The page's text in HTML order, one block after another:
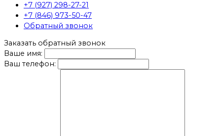
+7 (927) 298-27-21
+7 (846) 973-50-47
Обратный звонок
Заказать обратный звонок
Ваше имя:
Ваш телефон: